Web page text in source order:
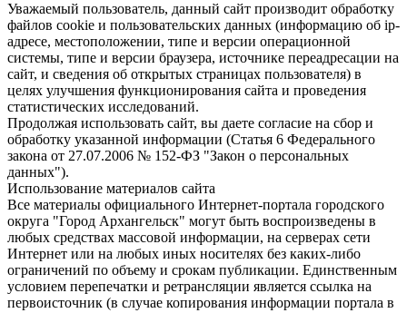
Уважаемый пользователь, данный сайт производит обработку
файлов cookie и пользовательских данных (информацию об ip-
адресе, местоположении, типе и версии операционной
системы, типе и версии браузера, источнике переадресации на
сайт, и сведения об открытых страницах пользователя) в
целях улучшения функционирования сайта и проведения
статистических исследований.
Продолжая использовать сайт, вы даете согласие на сбор и
обработку указанной информации (Статья 6 Федерального
закона от 27.07.2006 № 152-ФЗ "Закон о персональных
данных").
Использование материалов сайта
Все материалы официального Интернет-портала городского
округа "Город Архангельск" могут быть воспроизведены в
любых средствах массовой информации, на серверах сети
Интернет или на любых иных носителях без каких-либо
ограничений по объему и срокам публикации. Единственным
условием перепечатки и ретрансляции является ссылка на
первоисточник (в случае копирования информации портала в